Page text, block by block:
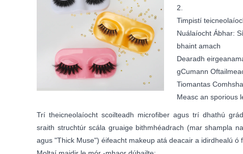
2.
Timpistí
Nuálaíocht Ábhar:
bhaint amach
Dearadh
gCumann
Tiomantas
Measc an sporious
Trí theicneolaíocht scoilteadh microfiber agus trí dhathú
sraith struchtúr scála gruaige bithmhéadrach (mar shampla
agus "Thick Muse") éifeacht makeup atá deacair a idirdhealú ó